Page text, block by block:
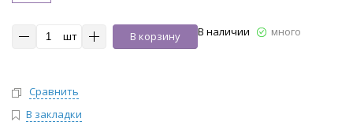
шт В корзину В наличии много
Сравнить
В закладки